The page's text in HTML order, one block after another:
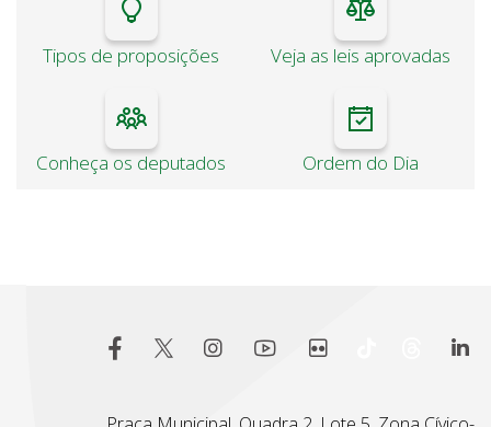
Tipos de proposições Veja as leis aprovadas
Conheça os deputados Ordem do Dia